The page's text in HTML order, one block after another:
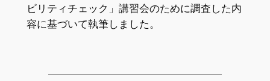
ビリティチェック」講習会のために調査した内
容に基づいて執筆しました。